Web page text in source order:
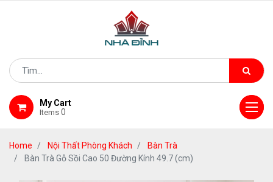
My Cart
Items 0
Home Nội Thất Phòng Khách
Bàn Trà
Bàn Trà Gỗ Sồi Cao 50 Đường Kính 49.7 (cm)